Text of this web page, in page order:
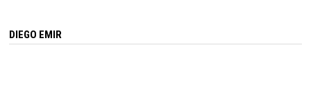
DIEGO EMIR